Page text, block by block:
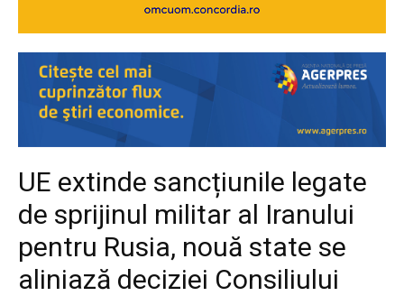
UE extinde sancțiunile legate
de sprijinul militar al Iranului
pentru Rusia, nouă state se
aliniază deciziei Consiliului